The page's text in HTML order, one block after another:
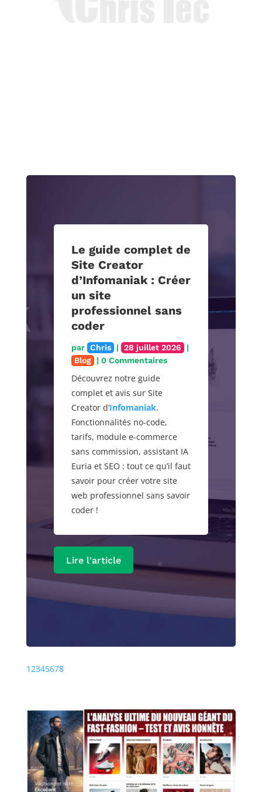
Le guide complet de
Site Creator
d’Infomaniak : Créer
un site
professionnel sans
coder
par Chris | 28 juillet 2026 |
Blog | 0 Commentaires
Découvrez notre guide
complet et avis sur Site
Creator d’Infomaniak.
Fonctionnalités no-code,
tarifs, module e-commerce
sans commission, assistant IA
Euria et SEO : tout ce qu’il faut
savoir pour créer votre site
web professionnel sans savoir
coder !
Lire l'article
12345678